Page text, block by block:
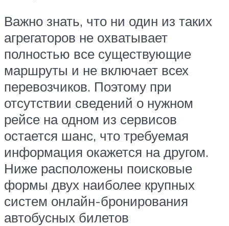
Важно знать, что ни один из таких
агрегаторов не охватывает
полностью все существующие
маршруты и не включает всех
перевозчиков. Поэтому при
отсутствии сведений о нужном
рейсе на одном из сервисов
остается шанс, что требуемая
информация окажется на другом.
Ниже расположены поисковые
формы двух наиболее крупных
систем онлайн-бронирования
автобусных билетов